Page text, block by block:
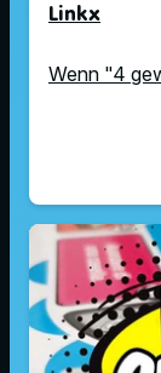
Linkx
Wenn "4